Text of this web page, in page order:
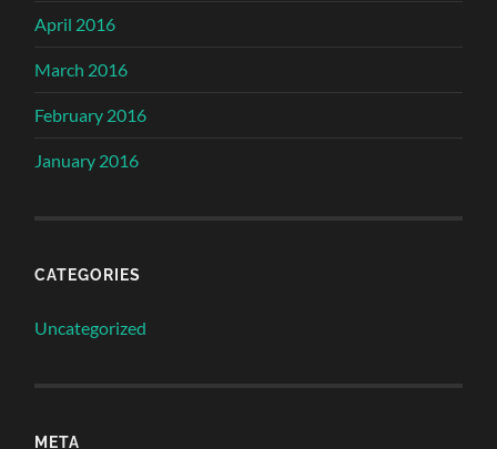
April 2016
March 2016
February 2016
January 2016
CATEGORIES
Uncategorized
META